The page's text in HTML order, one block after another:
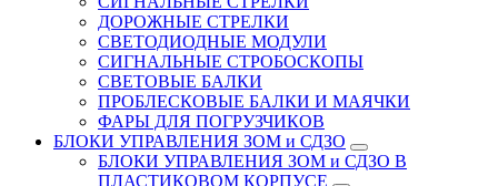
ДОРОЖНЫЕ СТРЕЛКИ
СВЕТОДИОДНЫЕ МОДУЛИ
СИГНАЛЬНЫЕ СТРОБОСКОПЫ
СВЕТОВЫЕ БАЛКИ
ПРОБЛЕСКОВЫЕ БАЛКИ И МАЯЧКИ
ФАРЫ ДЛЯ ПОГРУЗЧИКОВ
БЛОКИ УПРАВЛЕНИЯ ЗОМ и СДЗО
БЛОКИ УПРАВЛЕНИЯ ЗОМ и СДЗО В
ПЛАСТИКОВОМ КОРПУСЕ